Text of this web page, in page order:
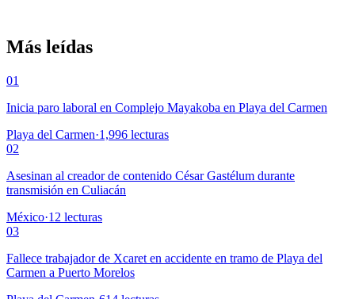
Más leídas
01
Inicia paro laboral en Complejo Mayakoba en Playa del Carmen
Playa del Carmen·1,996 lecturas
02
Asesinan al creador de contenido César Gastélum durante
transmisión en Culiacán
México·12 lecturas
03
Fallece trabajador de Xcaret en accidente en tramo de Playa del
Carmen a Puerto Morelos